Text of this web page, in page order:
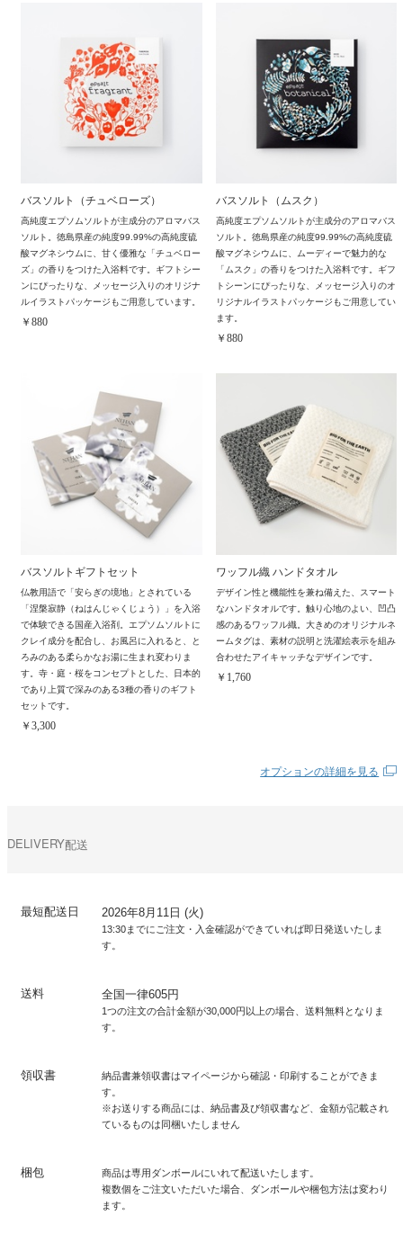
バスソルト（チュベローズ）
高純度エプソムソルトが主成分のアロマバス
ソルト。徳島県産の純度99.99%の高純度硫
酸マグネシウムに、甘く優雅な「チュベロー
ズ」の香りをつけた入浴料です。ギフトシー
ンにぴったりな、メッセージ入りのオリジナ
ルイラストパッケージもご用意しています。
￥880
バスソルト（ムスク）
高純度エプソムソルトが主成分のアロマバス
ソルト。徳島県産の純度99.99%の高純度硫
酸マグネシウムに、ムーディーで魅力的な
「ムスク」の香りをつけた入浴料です。ギフ
トシーンにぴったりな、メッセージ入りのオ
リジナルイラストパッケージもご用意してい
ます。
￥880
バスソルトギフトセット
仏教用語で「安らぎの境地」とされている
「涅槃寂静（ねはんじゃくじょう）」を入浴
で体験できる国産入浴剤。エプソムソルトに
クレイ成分を配合し、お風呂に入れると、と
ろみのある柔らかなお湯に生まれ変わりま
す。寺・庭・桜をコンセプトとした、日本的
であり上質で深みのある3種の香りのギフト
セットです。
￥3,300
ワッフル織 ハンドタオル
デザイン性と機能性を兼ね備えた、スマート
なハンドタオルです。触り心地のよい、凹凸
感のあるワッフル織。大きめのオリジナルネ
ームタグは、素材の説明と洗濯絵表示を組み
合わせたアイキャッチなデザインです。
￥1,760
オプションの詳細を見る
DELIVERY配送
最短配送日 2026年8月11日 (火)
13:30までにご注文・入金確認ができていれば即日発送いたしま
す。
送料 全国一律605円
1つの注文の合計金額が30,000円以上の場合、送料無料となりま
す。
領収書
納品書兼領収書はマイページから確認・印刷することができま
す。
※お送りする商品には、納品書及び領収書など、金額が記載され
ているものは同梱いたしません
梱包
商品は専用ダンボールにいれて配送いたします。
複数個をご注文いただいた場合、ダンボールや梱包方法は変わり
ます。